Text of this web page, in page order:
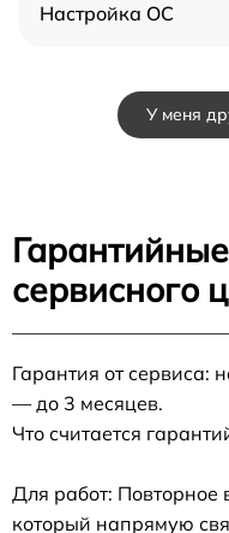
Настройка ОС
У меня
сервисного
Гарантия от сервиса:
— до 3 месяцев.
Что считается
Для работ: Повторное
который напрямую